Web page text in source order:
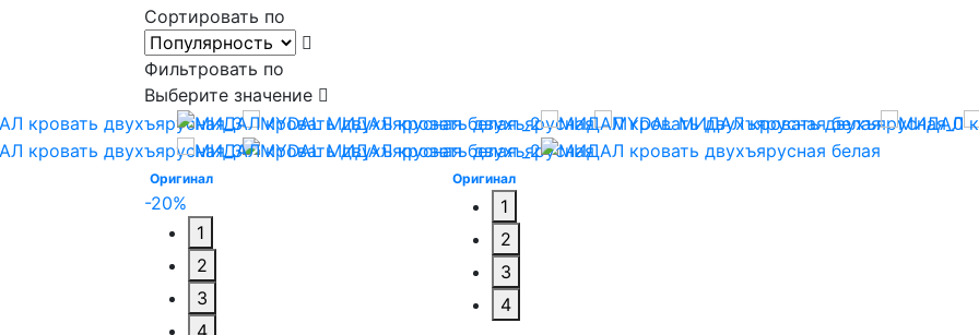
Сортировать по
Фильтровать по
Выберите значение
Оригинал
-20%
1
2
3
Оригинал
1
2
3
4